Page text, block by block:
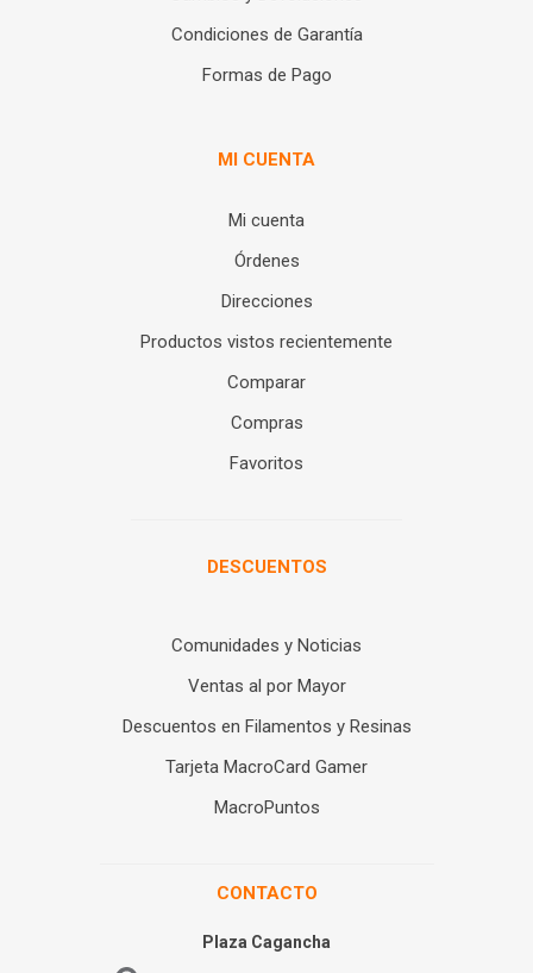
Condiciones de Garantía
Formas de Pago
MI CUENTA
Mi cuenta
Órdenes
Direcciones
Productos vistos recientemente
Comparar
Compras
Favoritos
DESCUENTOS
Comunidades y Noticias
Ventas al por Mayor
Descuentos en Filamentos y Resinas
Tarjeta MacroCard Gamer
MacroPuntos
CONTACTO
Plaza Cagancha